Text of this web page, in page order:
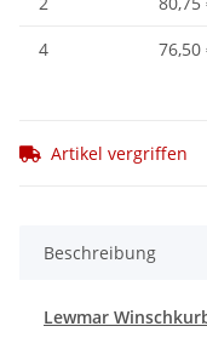
4
76,50
Artikel vergriffen
Beschreibung
Lewmar